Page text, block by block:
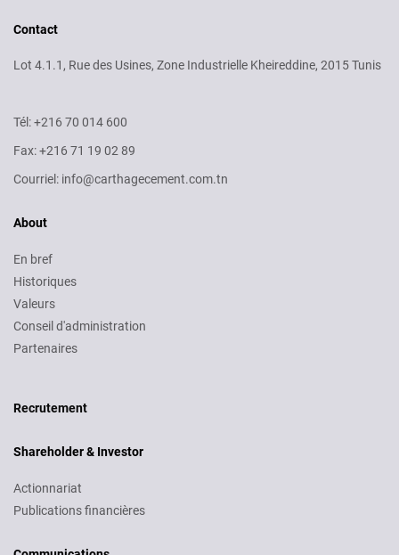
Contact
Lot 4.1.1, Rue des Usines, Zone Industrielle Kheireddine, 2015 Tunis
Tél: +216 70 014 600
Fax: +216 71 19 02 89
Courriel: info@carthagecement.com.tn
About
En bref
Historiques
Valeurs
Conseil d'administration
Partenaires
Recrutement
Shareholder & Investor
Actionnariat
Publications financières